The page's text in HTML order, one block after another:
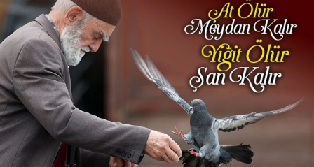
Antalya Müftülüğü
Ardahan Müftülüğü
Artvin Müftülüğü
Aydın Müftülüğü
Balıkesir Müftülüğü
Hadislerle İslam
Kudüs
Kurban
Mukabele
Peygamberimizin Hayatı
TDV
Hutbeler
DİYANET AKADEMİ
DİYANET GENÇLİK
DİYANET RADYO/TV
Haber Arşivi